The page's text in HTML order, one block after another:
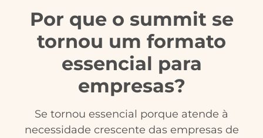
Por que o summit se
tornou um formato
essencial para
empresas?
Se tornou essencial porque atende à
necessidade crescente das empresas de